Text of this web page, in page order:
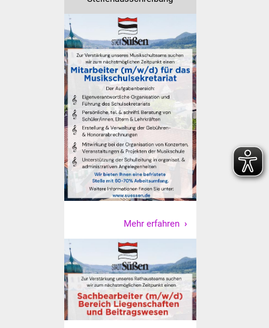
Wohnen
Bauen in Süßen
Wohnimmobilien +
Baugrundstücke
Wirtschaft
Haushalt & Infos
Wirtschaftsförderung
IKG Auen
Ausschreibungen
Öffentliche
Ausschreibung
Mehr erfahren